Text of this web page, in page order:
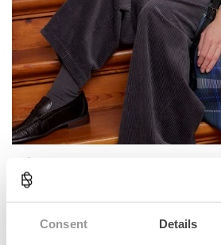
Consent Details
Tasker